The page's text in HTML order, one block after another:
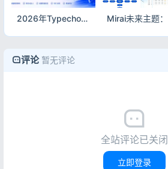
2026年Typecho主题推荐，从性能优化到商业化架构主题方案
评论 暂无评论
全站评论已关闭
立即登录